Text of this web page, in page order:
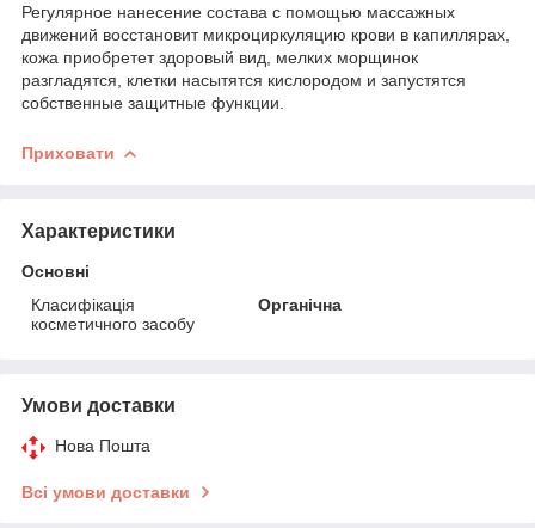
Регулярное нанесение состава с помощью массажных
движений восстановит микроциркуляцию крови в капиллярах,
кожа приобретет здоровый вид, мелких морщинок
разгладятся, клетки насытятся кислородом и запустятся
собственные защитные функции.
Приховати
Характеристики
Основні
Класифікація
косметичного засобу
Органічна
Умови доставки
Нова Пошта
Всі умови доставки